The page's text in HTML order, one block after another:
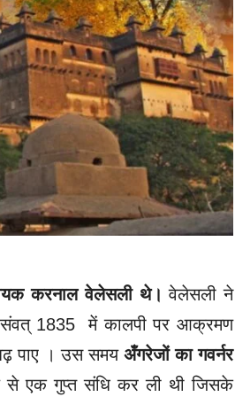
करनाल वेलेसली थे। वेलेसली ने
संवत्‌ 1835 में कालपी पर आक्रमण
पाए । उस समय अँगरेजों का गवर्नर
से एक गुप्त संधि कर ली थी जिसके